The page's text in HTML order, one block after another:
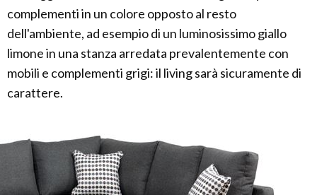
complementi in un colore opposto al resto
dell'ambiente, ad esempio di un luminosissimo giallo
limone in una stanza arredata prevalentemente con
mobili e complementi grigi: il living sarà sicuramente di
carattere.